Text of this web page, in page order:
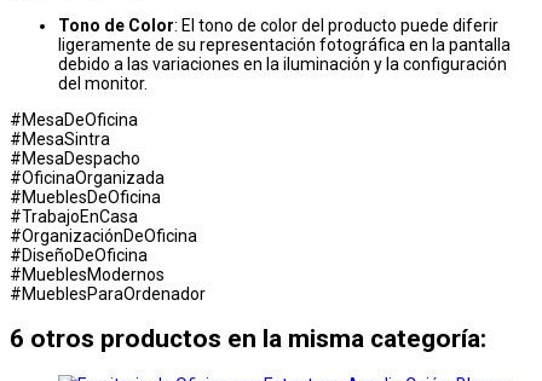
Tono de Color: El tono de color del producto puede diferir
ligeramente de su representación fotográfica en la pantalla
debido a las variaciones en la iluminación y la configuración
del monitor.
#MesaDeOficina
#MesaSintra
#MesaDespacho
#OficinaOrganizada
#MueblesDeOficina
#TrabajoEnCasa
#OrganizaciónDeOficina
#DiseñoDeOficina
#MueblesModernos
#MueblesParaOrdenador
6 otros productos en la misma categoría: